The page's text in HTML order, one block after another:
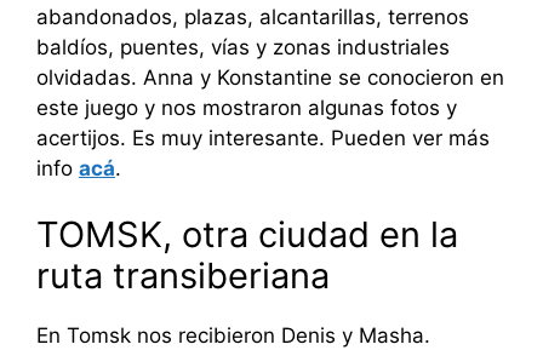
abandonados, plazas, alcantarillas, terrenos
baldíos, puentes, vías y zonas industriales
olvidadas. Anna y Konstantine se conocieron en
este juego y nos mostraron algunas fotos y
acertijos. Es muy interesante. Pueden ver más
info acá.
TOMSK, otra ciudad en la
ruta transiberiana
En Tomsk nos recibieron Denis y Masha.